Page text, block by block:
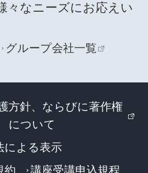
々なニーズにお応えい
グループ会社一覧
方針、ならびに著作権
について
による表示
約
講座受講申込規程